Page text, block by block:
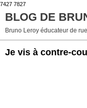
7427 7827
BLOG DE
Bruno Leroy éducateur de
Je vis à contre-